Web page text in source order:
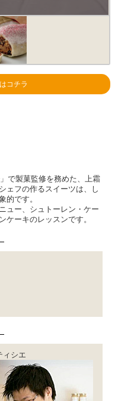
コチラ
で製菓監修を務めた、上霜
ェフの作るスイーツは、し
的です。
ュー、シュトーレン・ケー
ケーキのレッスンです。
ィシエ